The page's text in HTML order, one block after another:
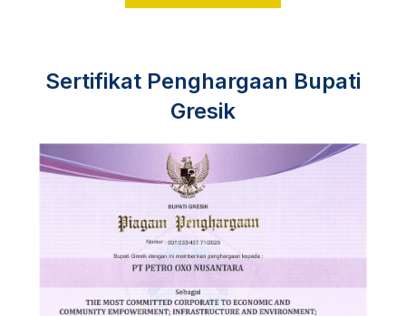
Sertifikat Penghargaan Bupati
Gresik